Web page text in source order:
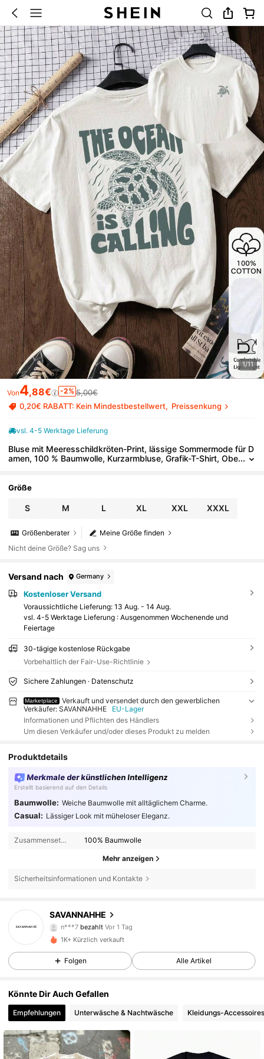
1/11
Von4,88€ -2% 5,00€
0,20€ RABATT: Kein Mindestbestellwert
Preissenkung
vsl. 4-5 Werktage Lieferung
Bluse mit Meeresschildkröten-Print, lässige Sommermode für D
amen, 100 % Baumwolle, Kurzarmbluse, Grafik-T-Shirt, Obe
Größe
S M L XL XXL XXXL
Meine Größe finden
Größenberater
Nicht deine Größe? Sag uns
Versand nach Germany
Kostenloser Versand
Voraussichtliche Lieferung: 13 Aug. - 14 Aug.
vsl. 4-5 Werktage Lieferung : Ausgenommen Wochenende und
Feiertage
30-tägige kostenlose Rückgabe
Vorbehaltlich der Fair-Use-Richtlinie
Sichere Zahlungen · Datenschutz
Marketplace
Verkauft und versendet durch den gewerblichen
Verkäufer: SAVANNAHHE
EU-Lager
Informationen und Pflichten des Händlers
Um diesen Verkäufer und/oder dieses Produkt zu melden
Produktdetails
Merkmale der künstlichen Intelligenz
Erstellt basierend auf den Details
Baumwolle: Weiche Baumwolle mit alltäglichem Charme.
Casual: Lässiger Look mit müheloser Eleganz.
Zusammensetzung: 100% Baumwolle
Mehr anzeigen
Sicherheitsinformationen und Kontakte
SAVANNAHHE
4,67
115 Follower
n***7bezahlt Vor 1 Tag
Vor 15 Stunden
4,67
115 Follower
4,67 115 Follower
4,67 115 Follower
1K+ Kürzlich verkauft
Folgen Alle Artikel
Könnte Dir Auch Gefallen
Empfehlungen Unterwäsche & Nachtwäsche Kleidungs-Accessoires